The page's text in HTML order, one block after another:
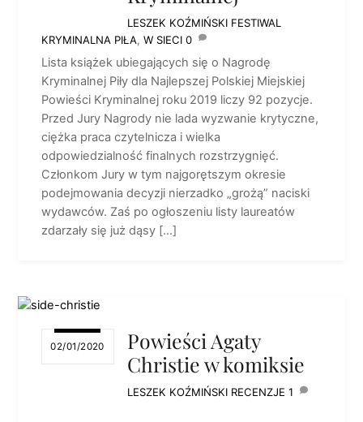
LESZEK KOŹMIŃSKI FESTIWAL
KRYMINALNA PIŁA, W SIECI 0
Lista książek ubiegających się o Nagrodę
Kryminalnej Piły dla Najlepszej Polskiej Miejskiej
Powieści Kryminalnej roku 2019 liczy 92 pozycje.
Przed Jury Nagrody nie lada wyzwanie krytyczne,
ciężka praca czytelnicza i wielka
odpowiedzialność finalnych rozstrzygnięć.
Członkom Jury w tym najgorętszym okresie
podejmowania decyzji nierzadko „grożą” naciski
wydawców. Zaś po ogłoszeniu listy laureatów
zdarzały się już dąsy […]
02/01/2020
Powieści Agaty
Christie w komiksie
LESZEK KOŹMIŃSKI RECENZJE 1